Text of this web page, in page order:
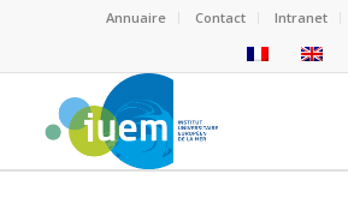
Annuaire Contact Intranet